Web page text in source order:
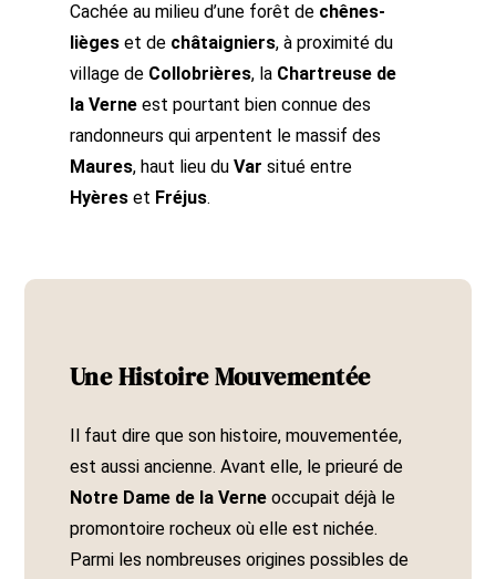
Cachée au milieu d’une forêt de chênes-
liègeset de châtaigniers, à proximité du
village de Collobrières, la Chartreuse de
la Verneest pourtant bien connue des
randonneurs qui arpentent le massif des
Maures, haut lieu du Var situé entre
Hyèreset Fréjus.
Une Histoire Mouvementée
Il faut dire que son histoire, mouvementée,
est aussi ancienne. Avant elle, le prieuré de
Notre Dame de la Verneoccupait déjà le
promontoire rocheux où elle est nichée.
Parmi les nombreuses origines possibles de